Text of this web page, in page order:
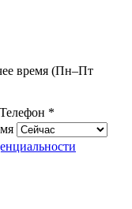
время (Пн–Пт
Телефон *